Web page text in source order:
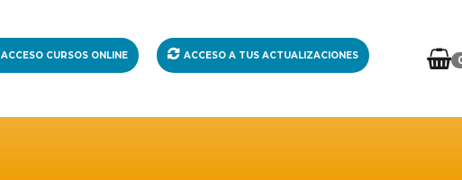
ACCESO CURSOS ONLINE ACCESO A TUS ACTUALIZACIONES